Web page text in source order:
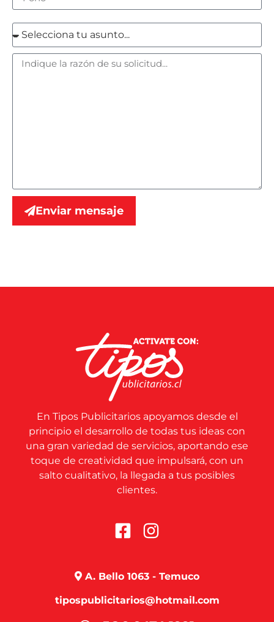
Enviar mensaje
En Tipos Publicitarios apoyamos desde el
principio el desarrollo de todas tus ideas con
una gran variedad de servicios, aportando ese
toque de creatividad que impulsará, con un
salto cualitativo, la llegada a tus posibles
clientes.
A. Bello 1063 - Temuco
tipospublicitarios@hotmail.com